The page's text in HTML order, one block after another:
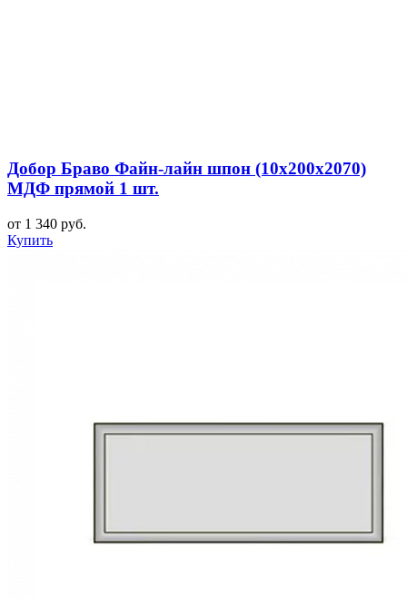
Добор Браво Файн-лайн шпон (10х200х2070)
МДФ прямой 1 шт.
от 1 340 руб.
Купить